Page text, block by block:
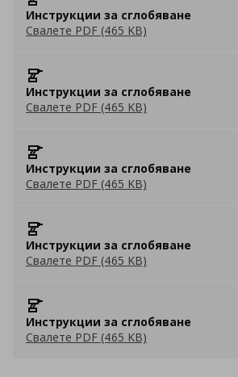
Инструкции за сглобяване
Свалете PDF (465 KB)
Инструкции за сглобяване
Свалете PDF (465 KB)
Инструкции за сглобяване
Свалете PDF (465 KB)
Инструкции за сглобяване
Свалете PDF (465 KB)
Инструкции за сглобяване
Свалете PDF (465 KB)